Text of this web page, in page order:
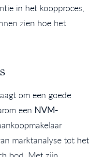
in het koopproces,
zien hoe het
om een goede
een NVM-
marktanalyse tot het